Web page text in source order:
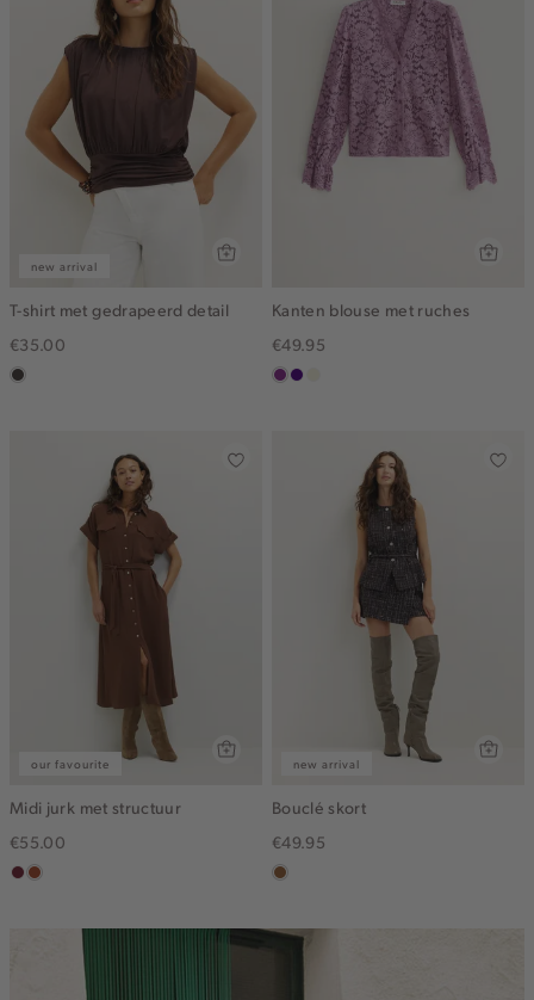
new arrival
T-shirt met gedrapeerd detail
€35.00
choco
Kanten blouse met ruches
€49.95
middenpaars
indigo
our favourite
Midi jurk met structuur
€55.00
bordeaux
bruin
new arrival
Bouclé skort
€49.95
deepmocca